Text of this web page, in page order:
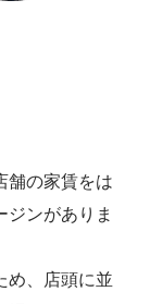
舗の家賃をは
ジンがありま
め、店頭に並